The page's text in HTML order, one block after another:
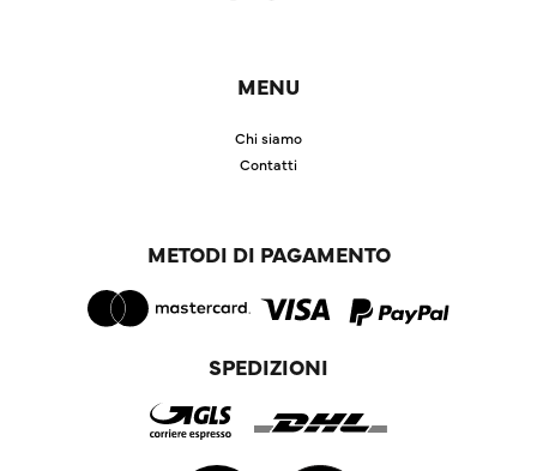
MENU
Chi siamo
Contatti
METODI DI PAGAMENTO
SPEDIZIONI